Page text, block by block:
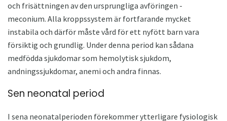
och frisättningen av den ursprungliga avföringen -
meconium. Alla kroppssystem är fortfarande mycket
instabila och därför måste vård för ett nyfött barn vara
försiktig och grundlig. Under denna period kan sådana
medfödda sjukdomar som hemolytisk sjukdom,
andningssjukdomar, anemi och andra finnas.
Sen neonatal period
I sena neonatalperioden förekommer ytterligare fysiologisk